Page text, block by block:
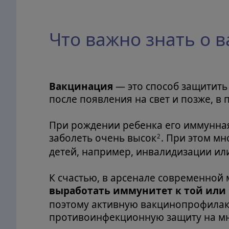
Что важно знать о
Вакцинация — это способ
после появления на свет и позже, в
При рождении ребенка его
заболеть очень высок2 . При этом
детей, например, инвалидизации
К счастью, в арсенале
выработать иммунитет к той
поэтому активную
противоинфекционную защиту на